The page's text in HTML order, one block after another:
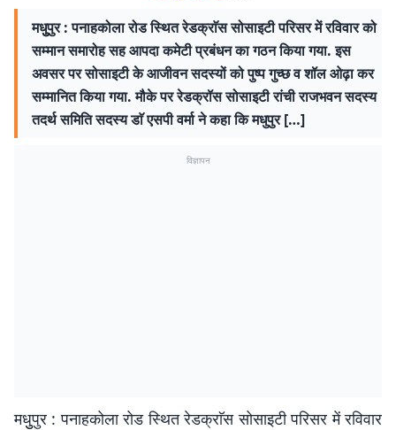
मधुुपुर : पनाहकोला रोड स्थित रेडक्राॅस सोसाइटी परिसर में रविवार को
सम्मान समारोह सह आपदा कमेटी प्रबंधन का गठन किया गया. इस
अवसर पर सोसाइटी के आजीवन सदस्यों को पुष्प गुच्छ व शॉल ओढ़ा कर
सम्मानित किया गया. मौके पर रेडक्रॉस सोसाइटी रांची राजभवन सदस्य
तदर्थ समिति सदस्य डाॅ एसपी वर्मा ने कहा कि मधुपुर […]
विज्ञापन
मधुुपुर : पनाहकोला रोड स्थित रेडक्राॅस सोसाइटी परिसर में रविवार